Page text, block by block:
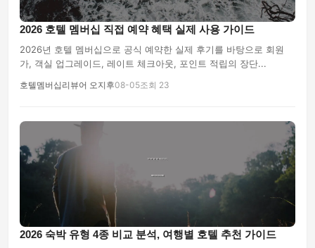
2026 호텔 멤버십 직접 예약 혜택 실제 사용 가이드
2026년 호텔 멤버십으로 공식 예약한 실제 후기를 바탕으로 회원
가, 객실 업그레이드, 레이트 체크아웃, 포인트 적립의 장단...
호텔멤버십리뷰어 오지후08-05조회 23
2026 숙박 유형 4종 비교 분석, 여행별 호텔 추천 가이드